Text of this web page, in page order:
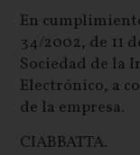
En
34/2002, de 11
Sociedad de la
Electrónico, a
de la empresa.
CIABBATTA.